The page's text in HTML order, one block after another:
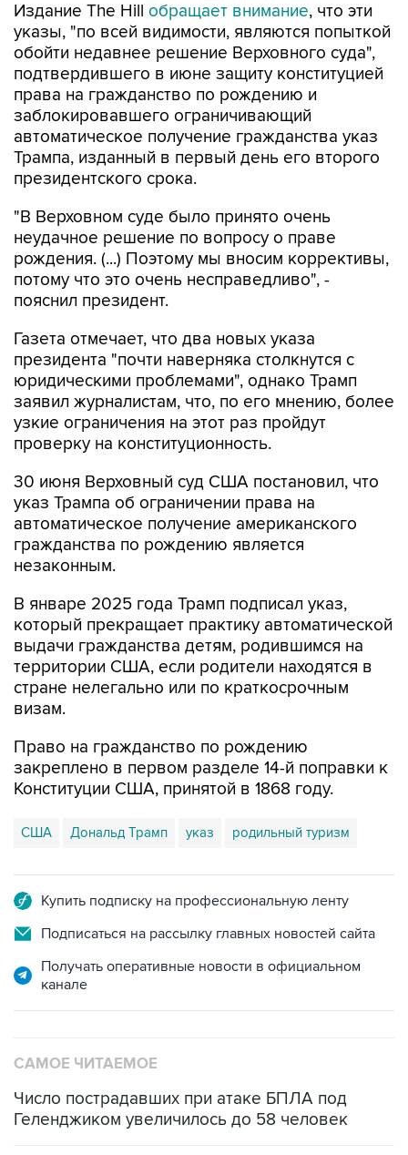
Издание The Hill обращает внимание, что эти
указы, "по всей видимости, являются попыткой
обойти недавнее решение Верховного суда",
подтвердившего в июне защиту конституцией
права на гражданство по рождению и
заблокировавшего ограничивающий
автоматическое получение гражданства указ
Трампа, изданный в первый день его второго
президентского срока.
"В Верховном суде было принято очень
неудачное решение по вопросу о праве
рождения. (...) Поэтому мы вносим коррективы,
потому что это очень несправедливо", -
пояснил президент.
Газета отмечает, что два новых указа
президента "почти наверняка столкнутся с
юридическими проблемами", однако Трамп
заявил журналистам, что, по его мнению, более
узкие ограничения на этот раз пройдут
проверку на конституционность.
30 июня Верховный суд США постановил, что
указ Трампа об ограничении права на
автоматическое получение американского
гражданства по рождению является
незаконным.
В январе 2025 года Трамп подписал указ,
который прекращает практику автоматической
выдачи гражданства детям, родившимся на
территории США, если родители находятся в
стране нелегально или по краткосрочным
визам.
Право на гражданство по рождению
закреплено в первом разделе 14-й поправки к
Конституции США, принятой в 1868 году.
США Дональд Трамп указ родильный туризм
Купить подписку на профессиональную ленту
Подписаться на рассылку главных новостей сайта
Получать оперативные новости в официальном
канале
САМОЕ ЧИТАЕМОЕ
Число пострадавших при атаке БПЛА под
Геленджиком увеличилось до 58 человек